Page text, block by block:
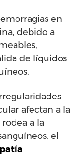
en
debido a
de líquidos
afectan a la
a la
el